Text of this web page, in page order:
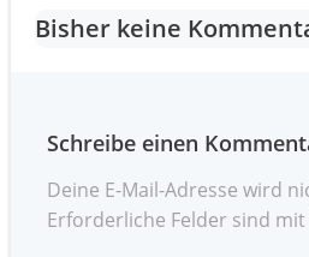
Bisher keine
Schreibe einen
Deine E-Mail-Adresse wird
Erforderliche Felder sind mit